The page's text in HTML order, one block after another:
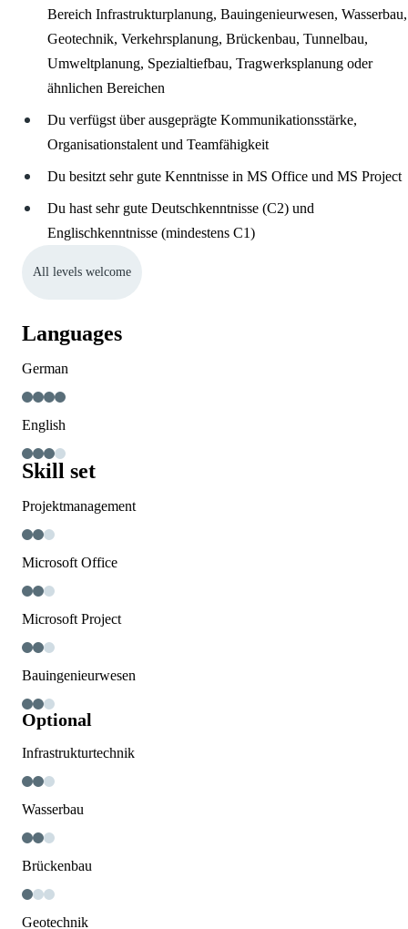
Bereich Infrastrukturplanung, Bauingenieurwesen, Wasserbau,
Geotechnik, Verkehrsplanung, Brückenbau, Tunnelbau,
Umweltplanung, Spezialtiefbau, Tragwerksplanung oder
ähnlichen Bereichen
Du verfügst über ausgeprägte Kommunikationsstärke,
Organisationstalent und Teamfähigkeit
Du besitzt sehr gute Kenntnisse in MS Office und MS Project
Du hast sehr gute Deutschkenntnisse (C2) und
Englischkenntnisse (mindestens C1)
All levels welcome
Languages
German
English
Skill set
Projektmanagement
Microsoft Office
Microsoft Project
Bauingenieurwesen
Optional
Infrastrukturtechnik
Wasserbau
Brückenbau
Geotechnik